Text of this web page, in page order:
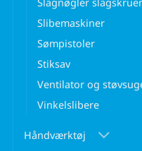
Slagnøgler
Slibemaskiner
Sømpistoler
Stiksav
Ventilator og
Vinkelslibere
Håndværktøj